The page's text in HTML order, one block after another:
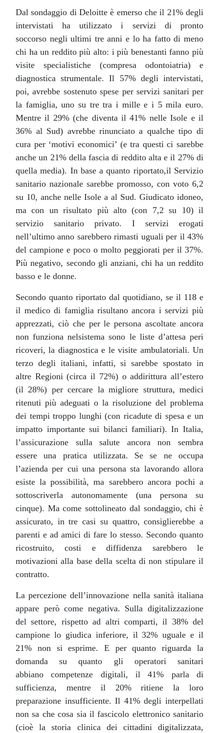
Dal sondaggio di Deloitte è emerso che il 21% degli
intervistati ha utilizzato i servizi di pronto
soccorso negli ultimi tre anni e lo ha fatto di meno
chi ha un reddito più alto: i più benestanti fanno più
visite specialistiche (compresa odontoiatria) e
diagnostica strumentale. Il 57% degli intervistati,
poi, avrebbe sostenuto spese per servizi sanitari per
la famiglia, uno su tre tra i mille e i 5 mila euro.
Mentre il 29% (che diventa il 41% nelle Isole e il
36% al Sud) avrebbe rinunciato a qualche tipo di
cura per ‘motivi economici’ (e tra questi ci sarebbe
anche un 21% della fascia di reddito alta e il 27% di
quella media). In base a quanto riportato,il Servizio
sanitario nazionale sarebbe promosso, con voto 6,2
su 10, anche nelle Isole a al Sud. Giudicato idoneo,
ma con un risultato più alto (con 7,2 su 10) il
servizio sanitario privato. I servizi erogati
nell’ultimo anno sarebbero rimasti uguali per il 43%
del campione e poco o molto peggiorati per il 37%.
Più negativo, secondo gli anziani, chi ha un reddito
basso e le donne.
Secondo quanto riportato dal quotidiano, se il 118 e
il medico di famiglia risultano ancora i servizi più
apprezzati, ciò che per le persona ascoltate ancora
non funziona nelsistema sono le liste d’attesa peri
ricoveri, la diagnostica e le visite ambulatoriali. Un
terzo degli italiani, infatti, si sarebbe spostato in
altre Regioni (circa il 72%) o addirittura all’estero
(il 28%) per cercare la migliore struttura, medici
ritenuti più adeguati o la risoluzione del problema
dei tempi troppo lunghi (con ricadute di spesa e un
impatto importante sui bilanci familiari). In Italia,
l’assicurazione sulla salute ancora non sembra
essere una pratica utilizzata. Se se ne occupa
l’azienda per cui una persona sta lavorando allora
esiste la possibilità, ma sarebbero ancora pochi a
sottoscriverla autonomamente (una persona su
cinque). Ma come sottolineato dal sondaggio, chi è
assicurato, in tre casi su quattro, consiglierebbe a
parenti e ad amici di fare lo stesso. Secondo quanto
ricostruito, costi e diffidenza sarebbero le
motivazioni alla base della scelta di non stipulare il
contratto.
La percezione dell’innovazione nella sanità italiana
appare però come negativa. Sulla digitalizzazione
del settore, rispetto ad altri comparti, il 38% del
campione lo giudica inferiore, il 32% uguale e il
21% non si esprime. E per quanto riguarda la
domanda su quanto gli operatori sanitari
abbiano competenze digitali, il 41% parla di
sufficienza, mentre il 20% ritiene la loro
preparazione insufficiente. Il 41% degli interpellati
non sa che cosa sia il fascicolo elettronico sanitario
(cioè la storia clinica dei cittadini digitalizzata,